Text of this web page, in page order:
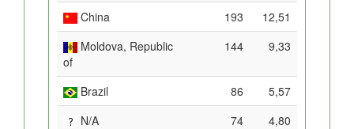
China
193
12,51
Moldova, Republic
of
144 9,33
Brazil 86
5,57
N/A
74
4,80